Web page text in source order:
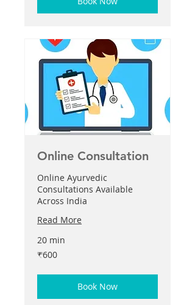
Online Consultation
Online Ayurvedic
Consultations Available
Across India
Read More
20 min
600
இந்திய
₹600
Book Now